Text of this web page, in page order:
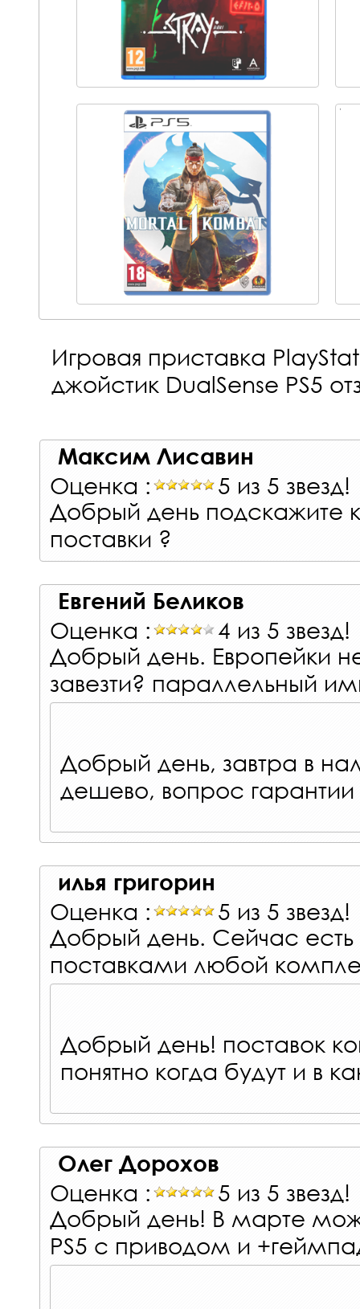
Игровая приставка
джойстик DualSense PS5
Максим Лисавин
Оценка :
5 из 5 звезд!
Добрый день подскажите
поставки ?
Евгений Беликов
Оценка :
4 из 5 звезд!
Добрый день. Европейки
завезти? параллельный
Добрый день, завтра в
дешево, вопрос
илья григорин
Оценка :
5 из 5 звезд!
Добрый день. Сейчас есть
поставками любой
Добрый день! поставок
понятно когда будут и в
Олег Дорохов
Оценка :
5 из 5 звезд!
Добрый день! В марте
PS5 с приводом и